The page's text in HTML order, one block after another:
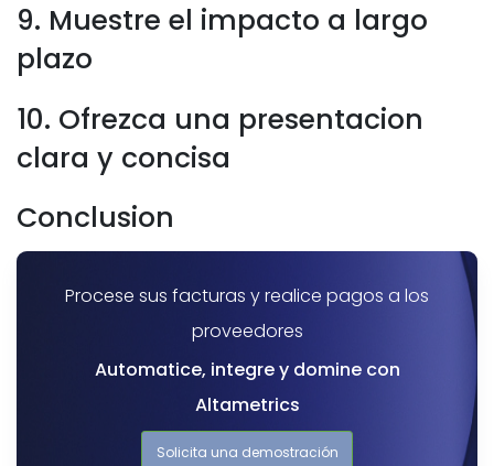
9. Muestre el impacto a largo
plazo
10. Ofrezca una presentacion
clara y concisa
Conclusion
Procese sus facturas y realice pagos a los
proveedores
Automatice, integre y domine con
Altametrics
Solicita una demostración